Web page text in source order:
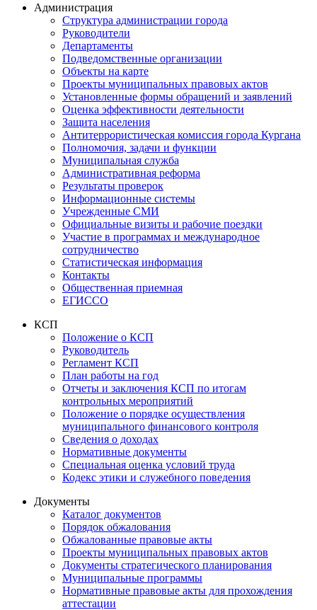
Администрация
Структура администрации города
Руководители
Департаменты
Подведомственные организации
Объекты на карте
Проекты муниципальных правовых актов
Установленные формы обращений и заявлений
Оценка эффективности деятельности
Защита населения
Антитеррористическая комиссия города Кургана
Полномочия, задачи и функции
Муниципальная служба
Административная реформа
Результаты проверок
Информационные системы
Учрежденные СМИ
Официальные визиты и рабочие поездки
Участие в программах и международное
сотрудничество
Статистическая информация
Контакты
Общественная приемная
ЕГИССО
КСП
Положение о КСП
Руководитель
Регламент КСП
План работы на год
Отчеты и заключения КСП по итогам
контрольных мероприятий
Положение о порядке осуществления
муниципального финансового контроля
Сведения о доходах
Нормативные документы
Специальная оценка условий труда
Кодекс этики и служебного поведения
Документы
Каталог документов
Порядок обжалования
Обжалованные правовые акты
Проекты муниципальных правовых актов
Документы стратегического планирования
Муниципальные программы
Нормативные правовые акты для прохождения
аттестации